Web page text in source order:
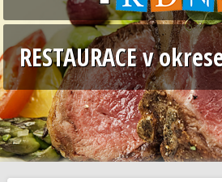
RESTAURACE v